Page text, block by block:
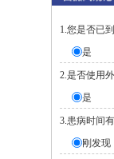
1.您是否已
是
2.是否使用
是
3.患病时间
刚发现